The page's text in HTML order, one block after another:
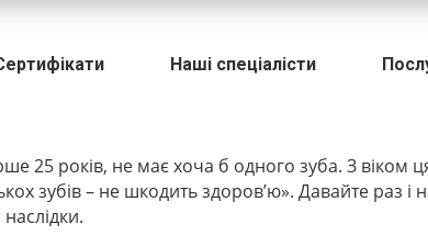
Наші спеціалісти
25 років, не має хоча б одного зуба. З віком
зубів – не шкодить здоров’ю». Давайте раз і